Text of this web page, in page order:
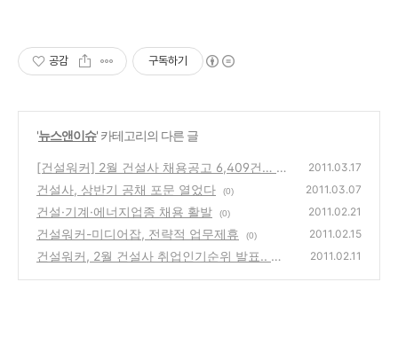
공감 구독하기
'뉴스앤이슈' 카테고리의 다른 글
[건설워커] 2월 건설사 채용공고 6,409건… 전
년 동월비 1.6% 감소
(0)
2011.03.17
건설사, 상반기 공채 포문 열었다 (0) 2011.03.07
건설·기계·에너지업종 채용 활발 (0) 2011.02.21
건설워커-미디어잡, 전략적 업무제휴 (0) 2011.02.15
건설워커, 2월 건설사 취업인기순위 발표.. 현
2011.02.11